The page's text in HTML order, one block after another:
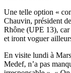
Une telle option «
Chauvin, président
Rhône (UPE 13), car
et iront voguer
En visite lundi à
Medef, n’a pas